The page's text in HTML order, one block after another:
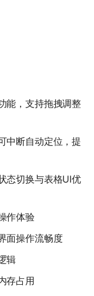
能，支持拖拽调整
中断自动定位，提
态切换与表格UI优
作体验
面操作流畅度
辑
存占用